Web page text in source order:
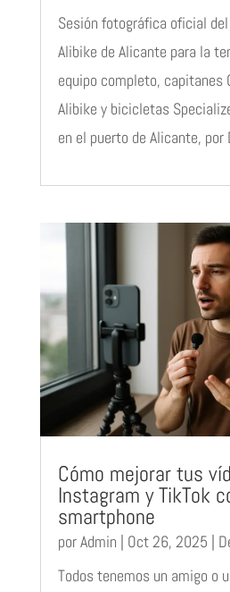
Sesión fotográfica oficial
Alibike de Alicante para la
equipo completo, capitanes
Alibike y bicicletas
en el puerto de Alicante, por
Cómo mejorar tus
Instagram y TikTok
smartphone
porAdmin | Oct 26, 2025 |
Todos tenemos un amigo o